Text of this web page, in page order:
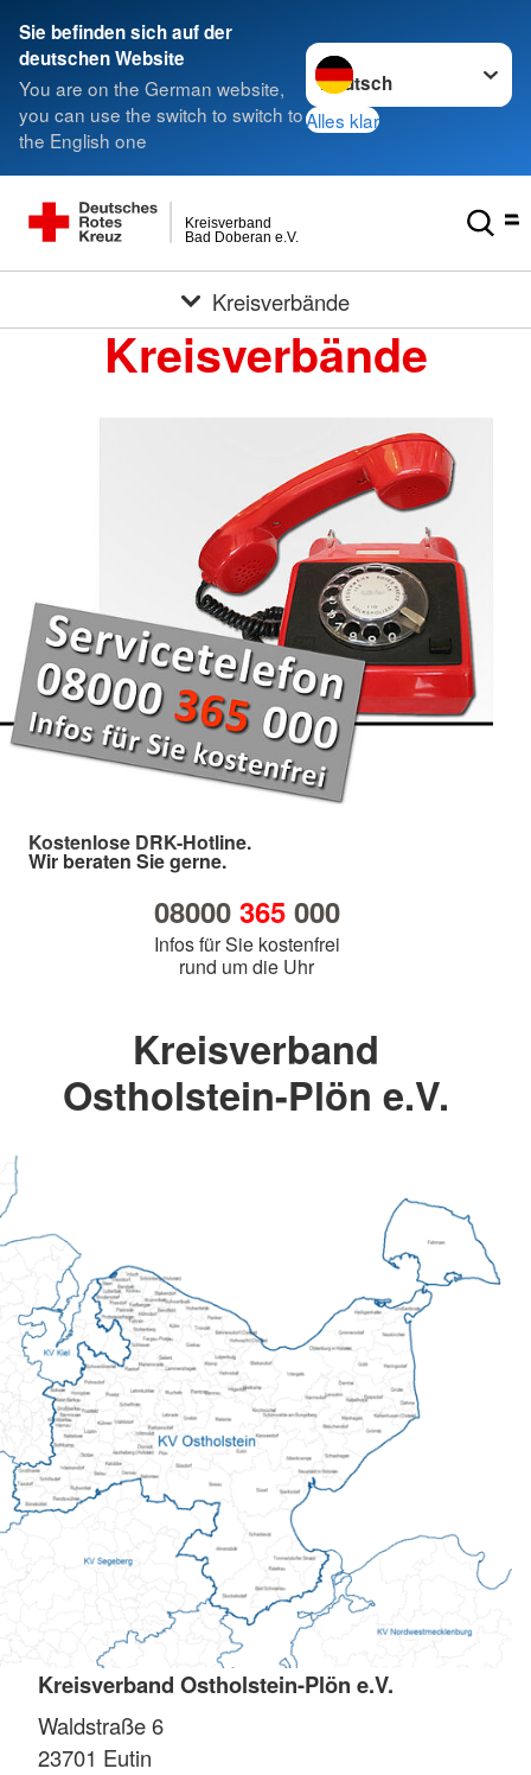
Sie befinden sich auf der
deutschen Website
You are on the German website,
you can use the switch to switch to
the English one
Sprache wechseln zu
Alles klar
Bad Doberan e.V.
Kreisverband
Kreisverbände
Kreisverbände
Kostenlose DRK-Hotline.
Wir beraten Sie gerne.
08000 365000
Infos für Sie kostenfrei
rund um die Uhr
Kreisverband
Ostholstein-Plön e.V.
Kreisverband Ostholstein-Plön e.V.
Waldstraße 6
23701 Eutin